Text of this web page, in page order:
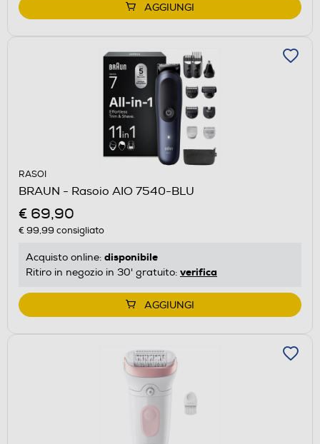
AGGIUNGI
RASOI
BRAUN - Rasoio AIO 7540-BLU
€ 69,90
€ 99,99 consigliato
Acquisto online: disponibile
Ritiro in negozio in 30' gratuito: verifica
AGGIUNGI